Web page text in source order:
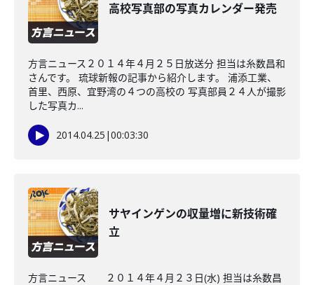
高校写真部の写真カレンダー発売
方言ニュース２０１４年４月２５日放送分 担当は糸数昌和
さんです。 琉球新報の記事から紹介します。 浦添工業、
首里、西原、宜野湾の４つの高校の 写真部員２４人が撮影
した写真カ...
2014.04.25 |00:03:30
サヤインゲンの収量増に新技術確
立
方言ニュース ２０１４年４月２３日(水) 担当は糸数昌